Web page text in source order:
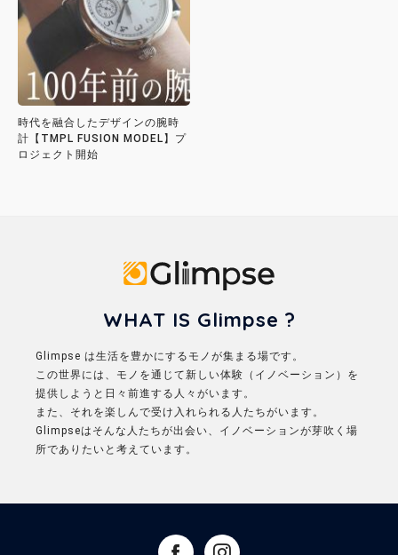
時代を融合したデザインの腕時
計【TMPL FUSION MODEL】プ
ロジェクト開始
WHAT IS Glimpse ?
Glimpse は生活を豊かにするモノが集まる場です。
この世界には、モノを通じて新しい体験（イノベーション）を
提供しようと日々前進する人々がいます。
また、それを楽しんで受け入れられる人たちがいます。
Glimpseはそんな人たちが出会い、イノベーションが芽吹く場
所でありたいと考えています。